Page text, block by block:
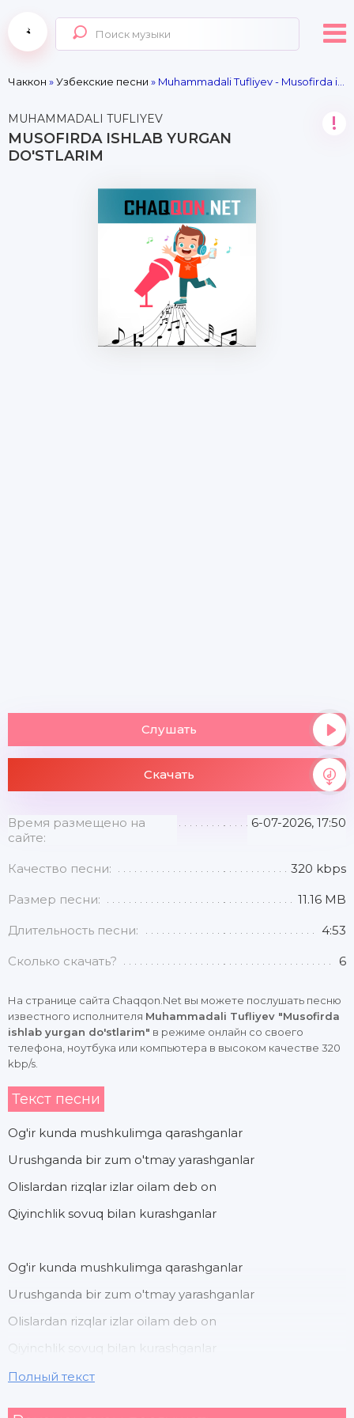
Чаккон »Узбекские песни » Muhammadali Tufliyev - Musofirda ishlab yurgan do'stlarim
MUHAMMADALI TUFLIYEV
MUSOFIRDA ISHLAB YURGAN
DO'STLARIM
!
Слушать
Скачать
Время размещено на
сайте:
6-07-2026, 17:50
Качество песни: 320 kbps
Размер песни: 11.16 MB
Длительность песни: 4:53
Сколько скачать? 6
На странице сайта Chaqqon.Net вы можете послушать песню
известного исполнителя Muhammadali Tufliyev "Musofirda
ishlab yurgan do'stlarim" в режиме онлайн со своего
телефона, ноутбука или компьютера в высоком качестве 320
kbp/s.
Текст песни
Og'ir kunda mushkulimga qarashganlar
Urushganda bir zum o'tmay yarashganlar
Olislardan rizqlar izlar oilam deb on
Qiyinchlik sovuq bilan kurashganlar
Og'ir kunda mushkulimga qarashganlar
Urushganda bir zum o'tmay yarashganlar
Olislardan rizqlar izlar oilam deb on
Qiyinchlik sovuq bilan kurashganlar
Полный текст